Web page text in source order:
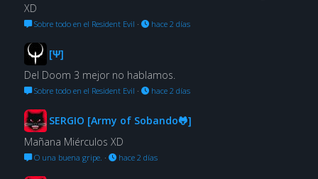
XD
Sobre todo en el Resident Evil · hace 2 días
[Ψ]
Del Doom 3 mejor no hablamos.
Sobre todo en el Resident Evil · hace 2 días
SERGIO [Army of Sobando🐸]
Mañana Miérculos XD
O una buena gripe. · hace 2 días